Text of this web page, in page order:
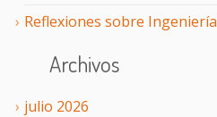
Reflexiones sobre Ingeniería
Archivos
julio 2026